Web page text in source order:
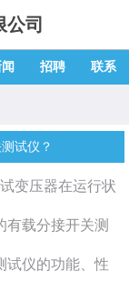
司
招聘 联系
试仪？
变压器在运行状
有载分接开关测
试仪的功能、性